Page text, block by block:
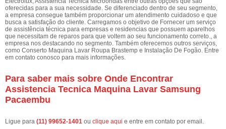
oferecidas para a sua necessidade. Se diferenciado dentro de seu segmento,
a empresa consegue também proporcionar um atendimento cuidadoso e que
busca a satisfação do cliente. Carregamos o objetivo de Fornecer um serviço
de assistência técnica para empresas e residencias que possuem aparelhos
que necessitam de reparos para que voltem ao seu funcionamento correto., a
empresa nos destacando no segmento. Também oferecemos outros serviços,
como Conserto Maquina Lavar Roupa Brastemp e Instalação De Fogão. Entre
em contato conosco para mais informações.
Para saber mais sobre Onde Encontrar
Assistencia Tecnica Maquina Lavar Samsung
Pacaembu
Ligue para (11) 99652-1401 ou clique aqui e entre em contato por email.